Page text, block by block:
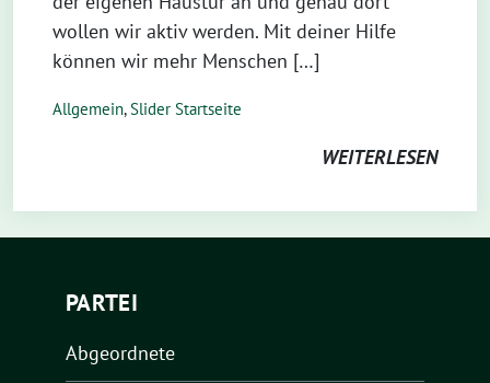
wollen wir aktiv werden. Mit deiner Hilfe
können wir mehr Menschen […]
Allgemein,Slider Startseite
WEITERLESEN
PARTEI
Abgeordnete